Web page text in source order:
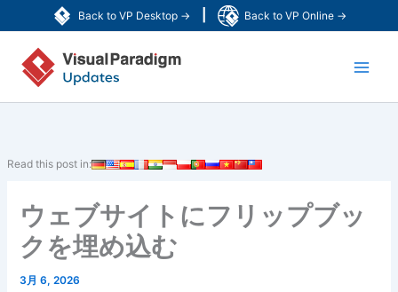
Back to VP Desktop → Back to VP Online →
容
Read this post in:
ウェブサイトにフリップブッ
クを埋め込む
3月 6, 2026